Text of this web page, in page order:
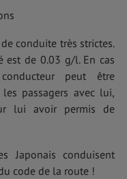
conduite très strictes.
est de 0.03 g/l. En cas
peut être
passagers avec lui,
lui avoir permis de
Japonais conduisent
code de la route !